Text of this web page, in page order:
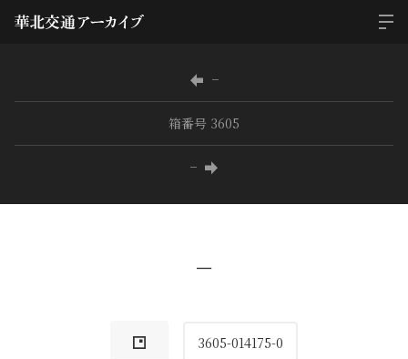
−
箱番号 3605
−
−
3605-014175-0